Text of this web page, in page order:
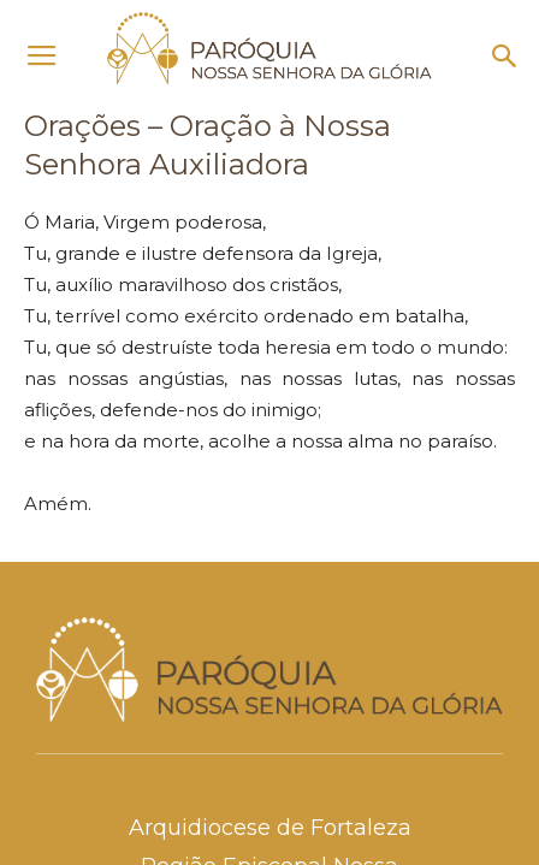
Orações – Oração à Nossa Senhora Auxiliadora
Orações – Oração à Nossa
Senhora Auxiliadora
Ó Maria, Virgem poderosa,
Tu, grande e ilustre defensora da Igreja,
Tu, auxílio maravilhoso dos cristãos,
Tu, terrível como exército ordenado em batalha,
Tu, que só destruíste toda heresia em todo o mundo:
nas nossas angústias, nas nossas lutas, nas nossas
aflições, defende-nos do inimigo;
e na hora da morte, acolhe a nossa alma no paraíso.
Amém.
Arquidiocese de Fortaleza